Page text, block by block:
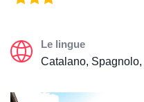
Le lingue
Catalano,